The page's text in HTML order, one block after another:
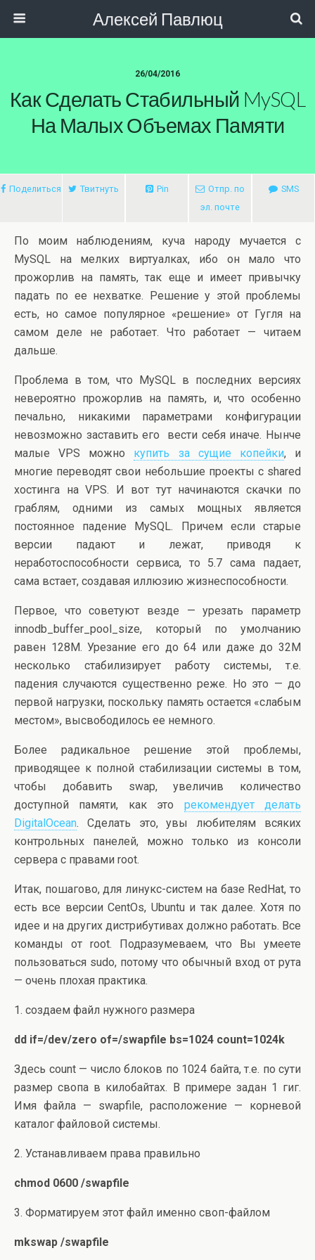
Алексей Павлюц
26/04/2016
Как Сделать Стабильный MySQL
На Малых Объемах Памяти
Поделиться Твитнуть Pin
Отпр. по
эл. почте
SMS
По моим наблюдениям, куча народу мучается с
МуSQL на мелких виртуалках, ибо он мало что
прожорлив на память, так еще и имеет привычку
падать по ее нехватке. Решение у этой проблемы
есть, но самое популярное «решение» от Гугля на
самом деле не работает. Что работает — читаем
дальше.
Проблема в том, что MySQL в последних версиях
невероятно прожорлив на память, и, что особенно
печально, никакими параметрами конфигурации
невозможно заставить его вести себя иначе. Нынче
малые VPS можно купить за сущие копейки, и
многие переводят свои небольшие проекты с shared
хостинга на VPS. И вот тут начинаются скачки по
граблям, одними из самых мощных является
постоянное падение MySQL. Причем если старые
версии падают и лежат, приводя к
неработоспособности сервиса, то 5.7 сама падает,
сама встает, создавая иллюзию жизнеспособности.
Первое, что советуют везде — урезать параметр
innodb_buffer_pool_size, который по умолчанию
равен 128М. Урезание его до 64 или даже до 32М
несколько стабилизирует работу системы, т.е.
падения случаются существенно реже. Но это — до
первой нагрузки, поскольку память остается «слабым
местом», высвободилось ее немного.
Более радикальное решение этой проблемы,
приводящее к полной стабилизации системы в том,
чтобы добавить swap, увеличив количество
доступной памяти, как это рекомендует делать
DigitalOcean. Сделать это, увы любителям всяких
контрольных панелей, можно только из консоли
сервера с правами root.
Итак, пошагово, для линукс-систем на базе RedHat, то
есть все версии CentOs, Ubuntu и так далее. Хотя по
идее и на других дистрибутивах должно работать. Все
команды от root. Подразумеваем, что Вы умеете
пользоваться sudo, потому что обычный вход от рута
— очень плохая практика.
1. создаем файл нужного размера
dd if=/dev/zero of=/swapfile bs=1024 count=1024k
Здесь count — число блоков по 1024 байта, т.е. по сути
размер свопа в килобайтах. В примере задан 1 гиг.
Имя файла — swapfile, расположение — корневой
каталог файловой системы.
2. Устанавливаем права правильно
chmod 0600 /swapfile
3. Форматируем этот файл именно своп-файлом
mkswap /swapfile